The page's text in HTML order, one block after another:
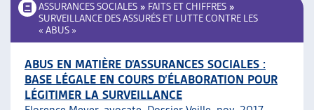
ASSURANCES SOCIALES » FAITS ET CHIFFRES »
SURVEILLANCE DES ASSURÉS ET LUTTE CONTRE LES
« ABUS »
ABUS EN MATIÈRE D’ASSURANCES SOCIALES :
BASE LÉGALE EN COURS D’ÉLABORATION POUR
LÉGITIMER LA SURVEILLANCE